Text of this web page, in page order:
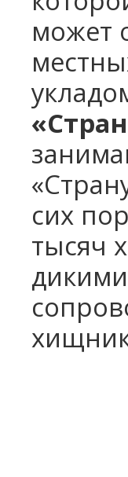
может
сих
тысяч